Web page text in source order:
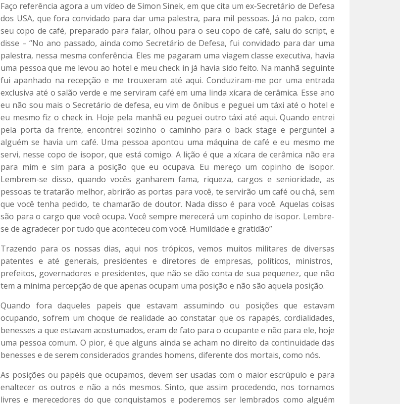
Faço referência agora a um vídeo de Simon Sinek, em que cita um ex-Secretário de Defesa
dos USA, que fora convidado para dar uma palestra, para mil pessoas. Já no palco, com
seu copo de café, preparado para falar, olhou para o seu copo de café, saiu do script, e
disse – “No ano passado, ainda como Secretário de Defesa, fui convidado para dar uma
palestra, nessa mesma conferência. Eles me pagaram uma viagem classe executiva, havia
uma pessoa que me levou ao hotel e meu check in já havia sido feito. Na manhã seguinte
fui apanhado na recepção e me trouxeram até aqui. Conduziram-me por uma entrada
exclusiva até o salão verde e me serviram café em uma linda xícara de cerâmica. Esse ano
eu não sou mais o Secretário de defesa, eu vim de ônibus e peguei um táxi até o hotel e
eu mesmo fiz o check in. Hoje pela manhã eu peguei outro táxi até aqui. Quando entrei
pela porta da frente, encontrei sozinho o caminho para o back stage e perguntei a
alguém se havia um café. Uma pessoa apontou uma máquina de café e eu mesmo me
servi, nesse copo de isopor, que está comigo. A lição é que a xícara de cerâmica não era
para mim e sim para a posição que eu ocupava. Eu mereço um copinho de isopor.
Lembrem-se disso, quando vocês ganharem fama, riqueza, cargos e senioridade, as
pessoas te tratarão melhor, abrirão as portas para você, te servirão um café ou chá, sem
que você tenha pedido, te chamarão de doutor. Nada disso é para você. Aquelas coisas
são para o cargo que você ocupa. Você sempre merecerá um copinho de isopor. Lembre-
se de agradecer por tudo que aconteceu com você. Humildade e gratidão”
Trazendo para os nossas dias, aqui nos trópicos, vemos muitos militares de diversas
patentes e até generais, presidentes e diretores de empresas, políticos, ministros,
prefeitos, governadores e presidentes, que não se dão conta de sua pequenez, que não
tem a mínima percepção de que apenas ocupam uma posição e não são aquela posição.
Quando fora daqueles papeis que estavam assumindo ou posições que estavam
ocupando, sofrem um choque de realidade ao constatar que os rapapés, cordialidades,
benesses a que estavam acostumados, eram de fato para o ocupante e não para ele, hoje
uma pessoa comum. O pior, é que alguns ainda se acham no direito da continuidade das
benesses e de serem considerados grandes homens, diferente dos mortais, como nós.
As posições ou papéis que ocupamos, devem ser usadas com o maior escrúpulo e para
enaltecer os outros e não a nós mesmos. Sinto, que assim procedendo, nos tornamos
livres e merecedores do que conquistamos e poderemos ser lembrados como alguém